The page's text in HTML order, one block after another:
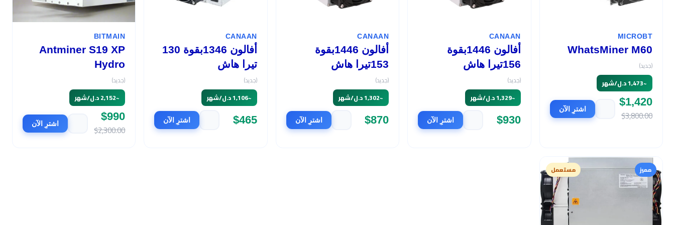
MICROBT
WhatsMiner M60
(جديد)
~1,473 د.ل/شهر
$1,420
$3,800.00 اشترِ الآن
CANAAN
أفالون 1446بقوة
156تيرا هاش
(جديد)
~1,329 د.ل/شهر
$930 اشترِ الآن
CANAAN
أفالون 1446بقوة
153تيرا هاش
(جديد)
~1,302 د.ل/شهر
$870 اشترِ الآن
CANAAN
أفالون 1346بقوة 130
تيرا هاش
(جديد)
~1,106 د.ل/شهر
$465 اشترِ الآن
BITMAIN
Antminer S19 XP
Hydro
(جديد)
~2,152 د.ل/شهر
$990
$2,300.00 اشترِ الآن
مميز مستعمل